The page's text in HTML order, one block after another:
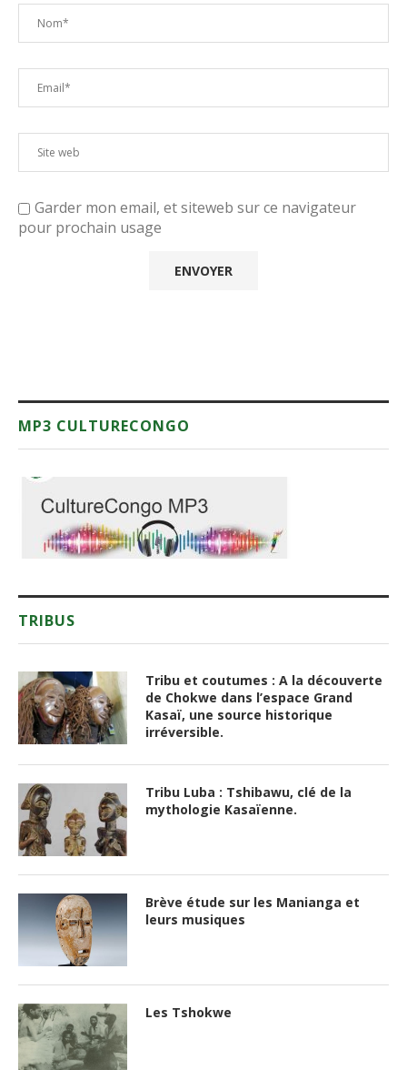
Garder mon email, et siteweb sur ce navigateur
pour prochain usage
MP3 CULTURECONGO
TRIBUS
Tribu et coutumes : A la découverte
de Chokwe dans l’espace Grand
Kasaï, une source historique
irréversible.
Tribu Luba : Tshibawu, clé de la
mythologie Kasaïenne.
Brève étude sur les Manianga et
leurs musiques
Les Tshokwe